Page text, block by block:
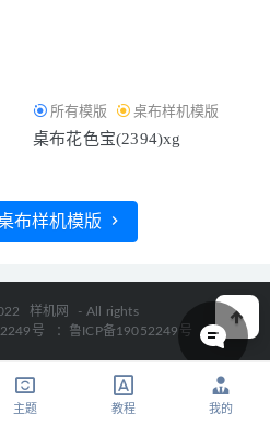
所有模版 桌布样机模版
桌布花色宝(2394)xg
布样机模版
样机网
- All rights
号 ：鲁ICP备19052249号
主题 教程 我的